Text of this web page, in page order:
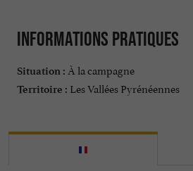
Informations pratiques
Situation : À la campagne
Territoire : Les Vallées Pyrénéennes